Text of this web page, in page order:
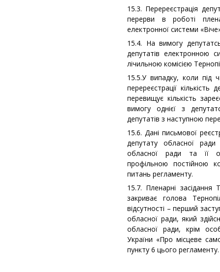
15.3. Перереєстрація
перерви в роботі
електронної системи
15.4. На вимогу
депутатів електронною
лічильною комісією
15.5.У випадку, коли під
перереєстрації кількість
перевищує кількість
вимогу однієї з
депутатів з наступною
15.6. Дані письмової
депутату обласної
обласної ради та її
профільною постійною
питань регламенту.
15.7. Пленарні засідання
закриває голова
відсутності – перший
обласної ради, який
обласної ради, крім
України «Про місцеве
пункту 6 цього регламенту.